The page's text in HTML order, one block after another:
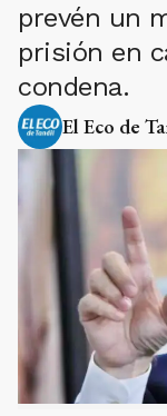
prevén un
prisión en
condena.
El Eco de